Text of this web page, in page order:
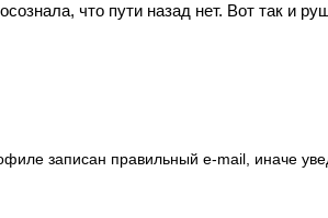
что пути назад нет. Вот так и
записан правильный e-mail, иначе